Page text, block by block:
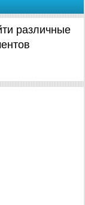
различные